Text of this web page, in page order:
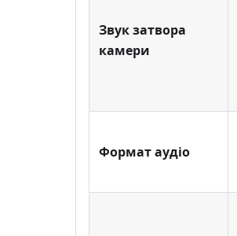
Звук затвора
камери
Формат аудіо